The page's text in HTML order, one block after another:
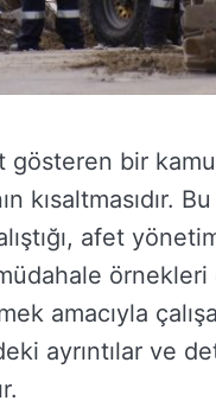
bir
kısaltmasıdır.
afet
örnekleri
amacıyla
ayrıntılar ve